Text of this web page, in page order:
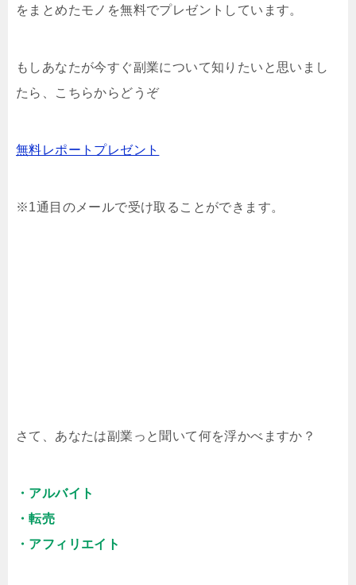
をまとめたモノを無料でプレゼントしています。
もしあなたが今すぐ副業について知りたいと思いまし
たら、こちらからどうぞ
無料レポートプレゼント
※1通目のメールで受け取ることができます。
さて、あなたは副業っと聞いて何を浮かべますか？
・アルバイト
・転売
・アフィリエイト